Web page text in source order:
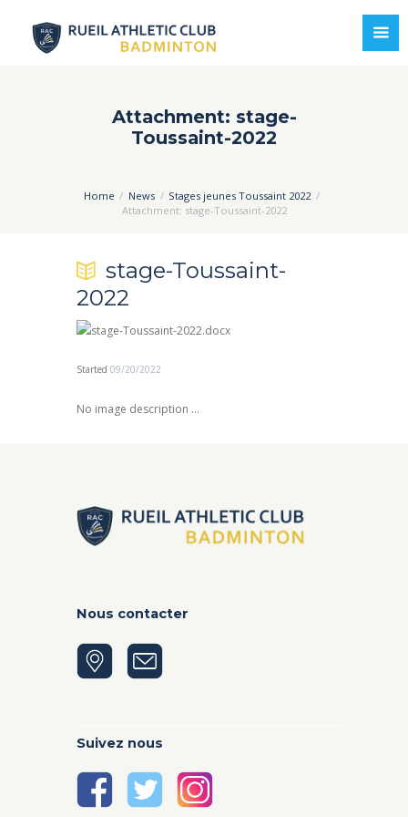
Attachment: stage-
Toussaint-2022
Home News
Stages jeunes Toussaint 2022
Attachment: stage-Toussaint-2022
stage-Toussaint-
2022
Started 09/20/2022
No image description ...
Nous contacter
Suivez nous